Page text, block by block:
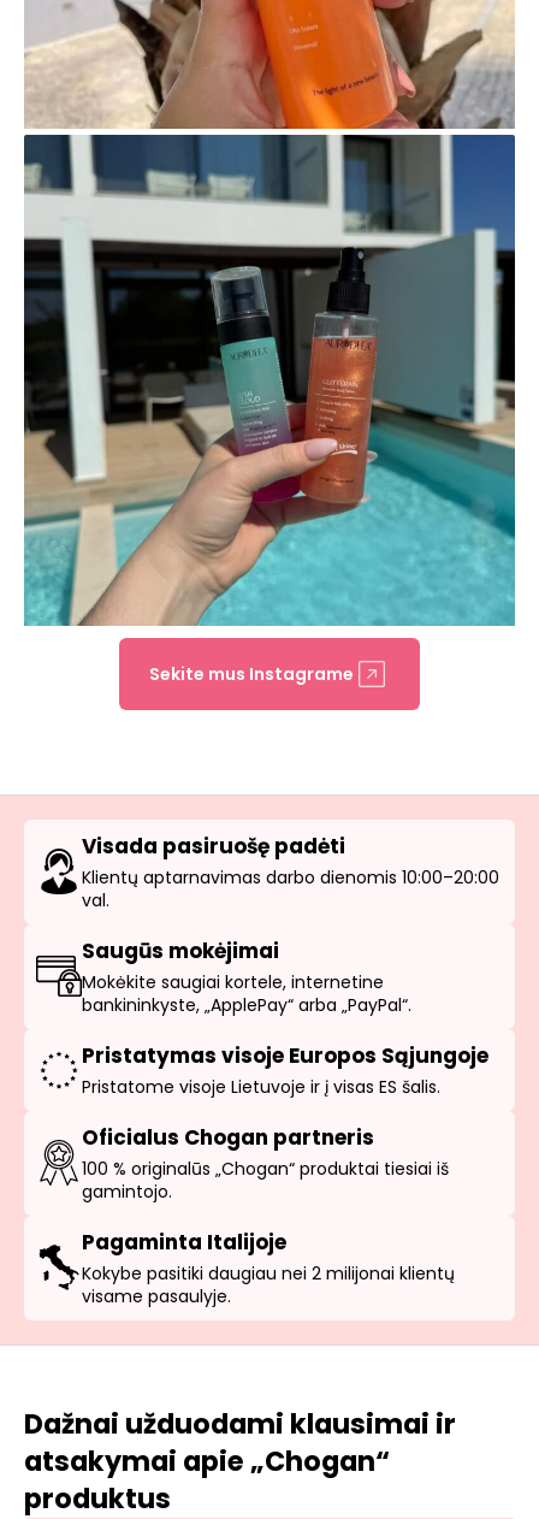
Sekite mus Instagrame
Visada pasiruošę padėti
Klientų aptarnavimas darbo dienomis 10:00–20:00
val.
Saugūs mokėjimai
Mokėkite saugiai kortele, internetine
bankininkyste, „ApplePay“ arba „PayPal“.
Pristatymas visoje Europos Sąjungoje
Pristatome visoje Lietuvoje ir į visas ES šalis.
Oficialus Chogan partneris
100 % originalūs „Chogan“ produktai tiesiai iš
gamintojo.
Pagaminta Italijoje
Kokybe pasitiki daugiau nei 2 milijonai klientų
visame pasaulyje.
Dažnai užduodami klausimai ir
atsakymai apie „Chogan“
produktus